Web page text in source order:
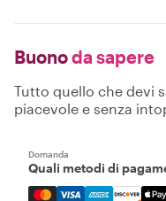
Buonoda sapere
Tutto quello che devi
piacevole e senza
Domanda
Quali metodi di
Mastercard, Visa,